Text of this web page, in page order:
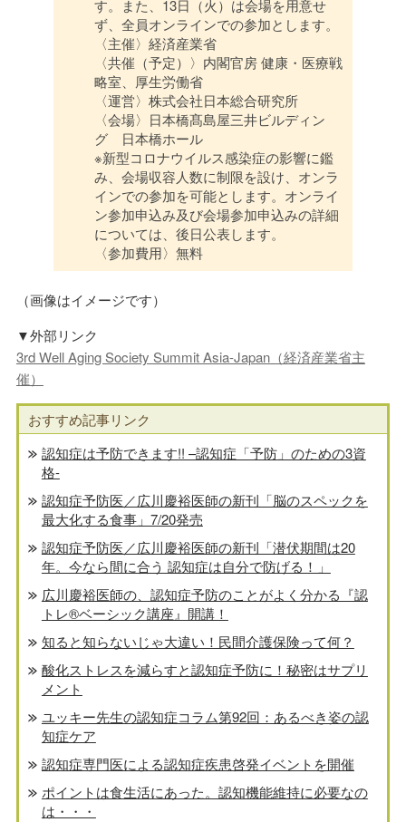
す。また、13日（火）は会場を用意せ
ず、全員オンラインでの参加とします。
〈主催〉経済産業省
〈共催（予定）〉内閣官房 健康・医療戦
略室、厚生労働省
〈運営〉株式会社日本総合研究所
〈会場〉日本橋髙島屋三井ビルディン
グ 日本橋ホール
※新型コロナウイルス感染症の影響に鑑
み、会場収容人数に制限を設け、オンラ
インでの参加を可能とします。オンライ
ン参加申込み及び会場参加申込みの詳細
については、後日公表します。
〈参加費用〉無料
（画像はイメージです）
▼外部リンク
3rd Well Aging Society Summit Asia-Japan（経済産業省主
催）
おすすめ記事リンク
認知症は予防できます!! –認知症「予防」のための3資
格-
認知症予防医／広川慶裕医師の新刊「脳のスペックを
最大化する食事」7/20発売
認知症予防医／広川慶裕医師の新刊「潜伏期間は20
年。今なら間に合う 認知症は自分で防げる！」
広川慶裕医師の、認知症予防のことがよく分かる『認
トレ®️ベーシック講座』開講！
知ると知らないじゃ大違い！民間介護保険って何？
酸化ストレスを減らすと認知症予防に！秘密はサプリ
メント
ユッキー先生の認知症コラム第92回：あるべき姿の認
知症ケア
認知症専門医による認知症疾患啓発イベントを開催
ポイントは食生活にあった。認知機能維持に必要なの
は・・・